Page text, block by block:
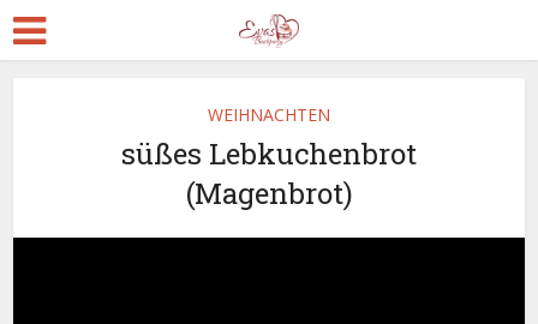
WEIHNACHTEN
süßes Lebkuchenbrot
(Magenbrot)